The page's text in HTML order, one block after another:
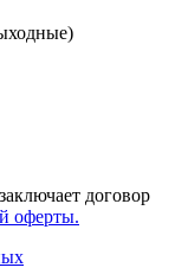
договор
оферты.